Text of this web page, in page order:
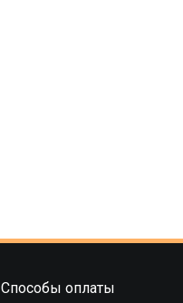
Способы оплаты